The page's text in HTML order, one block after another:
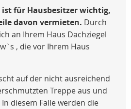
ist für Hausbesitzer wichtig,
davon vermieten. Durch
an Ihrem Haus Dachziegel
, die vor Ihrem Haus
auf der nicht ausreichend
Treppe aus und
diesem Falle werden die